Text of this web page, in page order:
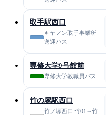
取手駅西口
キヤノン取手事業所
送迎バス
専修大学9号館前
専修大学教職員バス
竹の塚駅西口
竹ノ塚西口:竹01～竹